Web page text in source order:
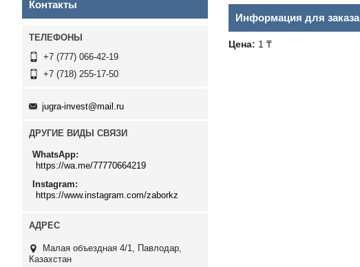
Информация для заказа
Цена: 1 ₸
Контакты
+7 (777) 066-42-19
+7 (718) 255-17-50
jugra-invest@mail.ru
ДРУГИЕ ВИДЫ СВЯЗИ
WhatsApp
https://wa.me/77770664219
Instagram
https://www.instagram.com/zaborkz
Малая объездная 4/1, Павлодар,
Казахстан